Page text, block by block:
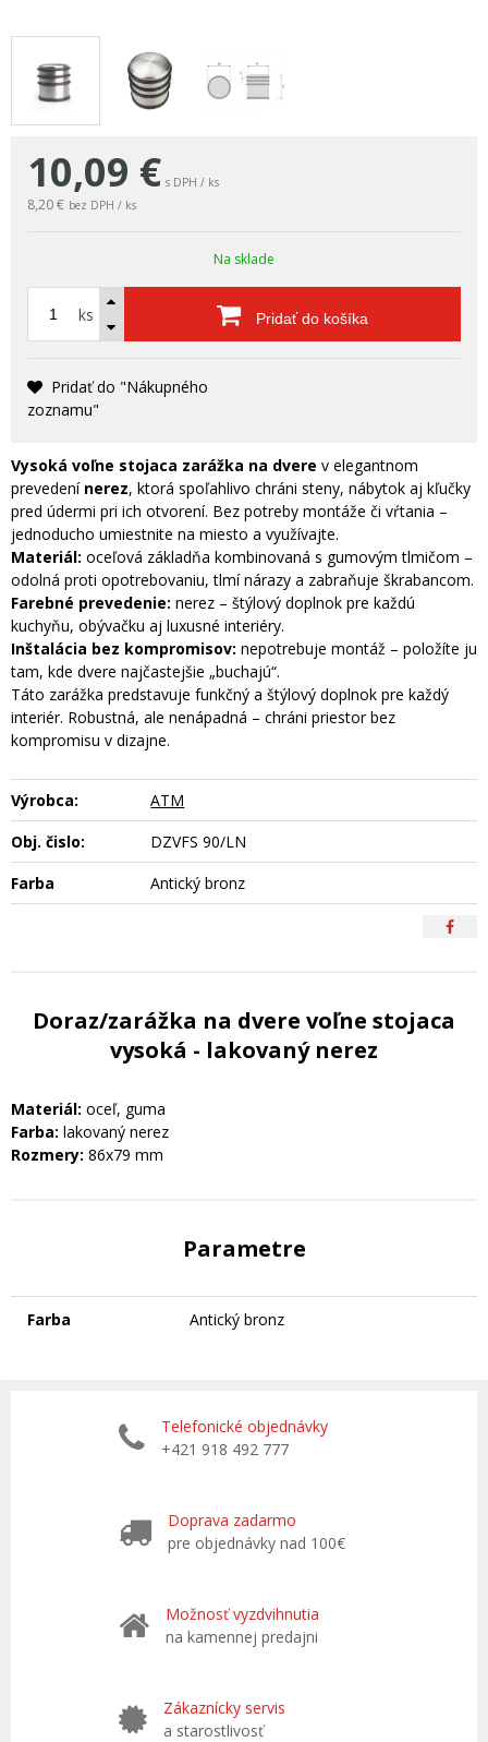
10,09 € s DPH / ks
8,20 € bez DPH / ks
Na sklade
ks Pridať do košíka
Pridať do "Nákupného
zoznamu"
Vysoká voľne stojaca zarážka na dvere v elegantnom
prevedení nerez, ktorá spoľahlivo chráni steny, nábytok aj kľučky
pred údermi pri ich otvorení. Bez potreby montáže či vŕtania –
jednoducho umiestnite na miesto a využívajte.
Materiál: oceľová základňa kombinovaná s gumovým tlmičom –
odolná proti opotrebovaniu, tlmí nárazy a zabraňuje škrabancom.
Farebné prevedenie: nerez – štýlový doplnok pre každú
kuchyňu, obývačku aj luxusné interiéry.
Inštalácia bez kompromisov: nepotrebuje montáž – položíte ju
tam, kde dvere najčastejšie „buchajú“.
Táto zarážka predstavuje funkčný a štýlový doplnok pre každý
interiér. Robustná, ale nenápadná – chráni priestor bez
kompromisu v dizajne.
Výrobca:
ATM
Obj. čislo:
DZVFS 90/LN
Farba
Antický bronz
Doraz/zarážka na dvere voľne stojaca
vysoká - lakovaný nerez
Materiál: oceľ, guma
Farba: lakovaný nerez
Rozmery: 86x79 mm
Parametre
Farba Antický bronz
Telefonické objednávky
+421 918 492 777
Doprava zadarmo
pre objednávky nad 100€
Možnosť vyzdvihnutia
na kamennej predajni
Zákaznícky servis
a starostlivosť